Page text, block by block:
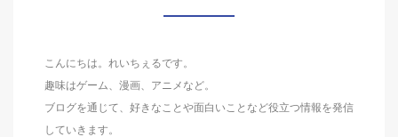
こんにちは。れいちぇるです。
趣味はゲーム、漫画、アニメなど。
ブログを通じて、好きなことや面白いことなど役立つ情報を発信
していきます。